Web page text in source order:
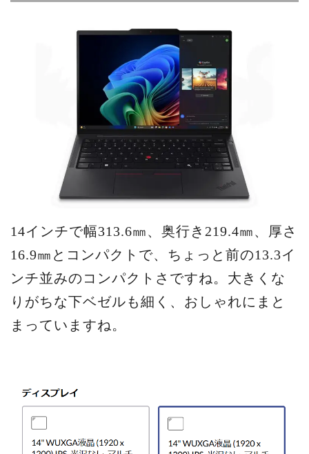
14インチで幅313.6㎜、奥行き219.4㎜、厚さ
16.9㎜とコンパクトで、ちょっと前の13.3イ
ンチ並みのコンパクトさですね。大きくな
りがちな下ベゼルも細く、おしゃれにまと
まっていますね。